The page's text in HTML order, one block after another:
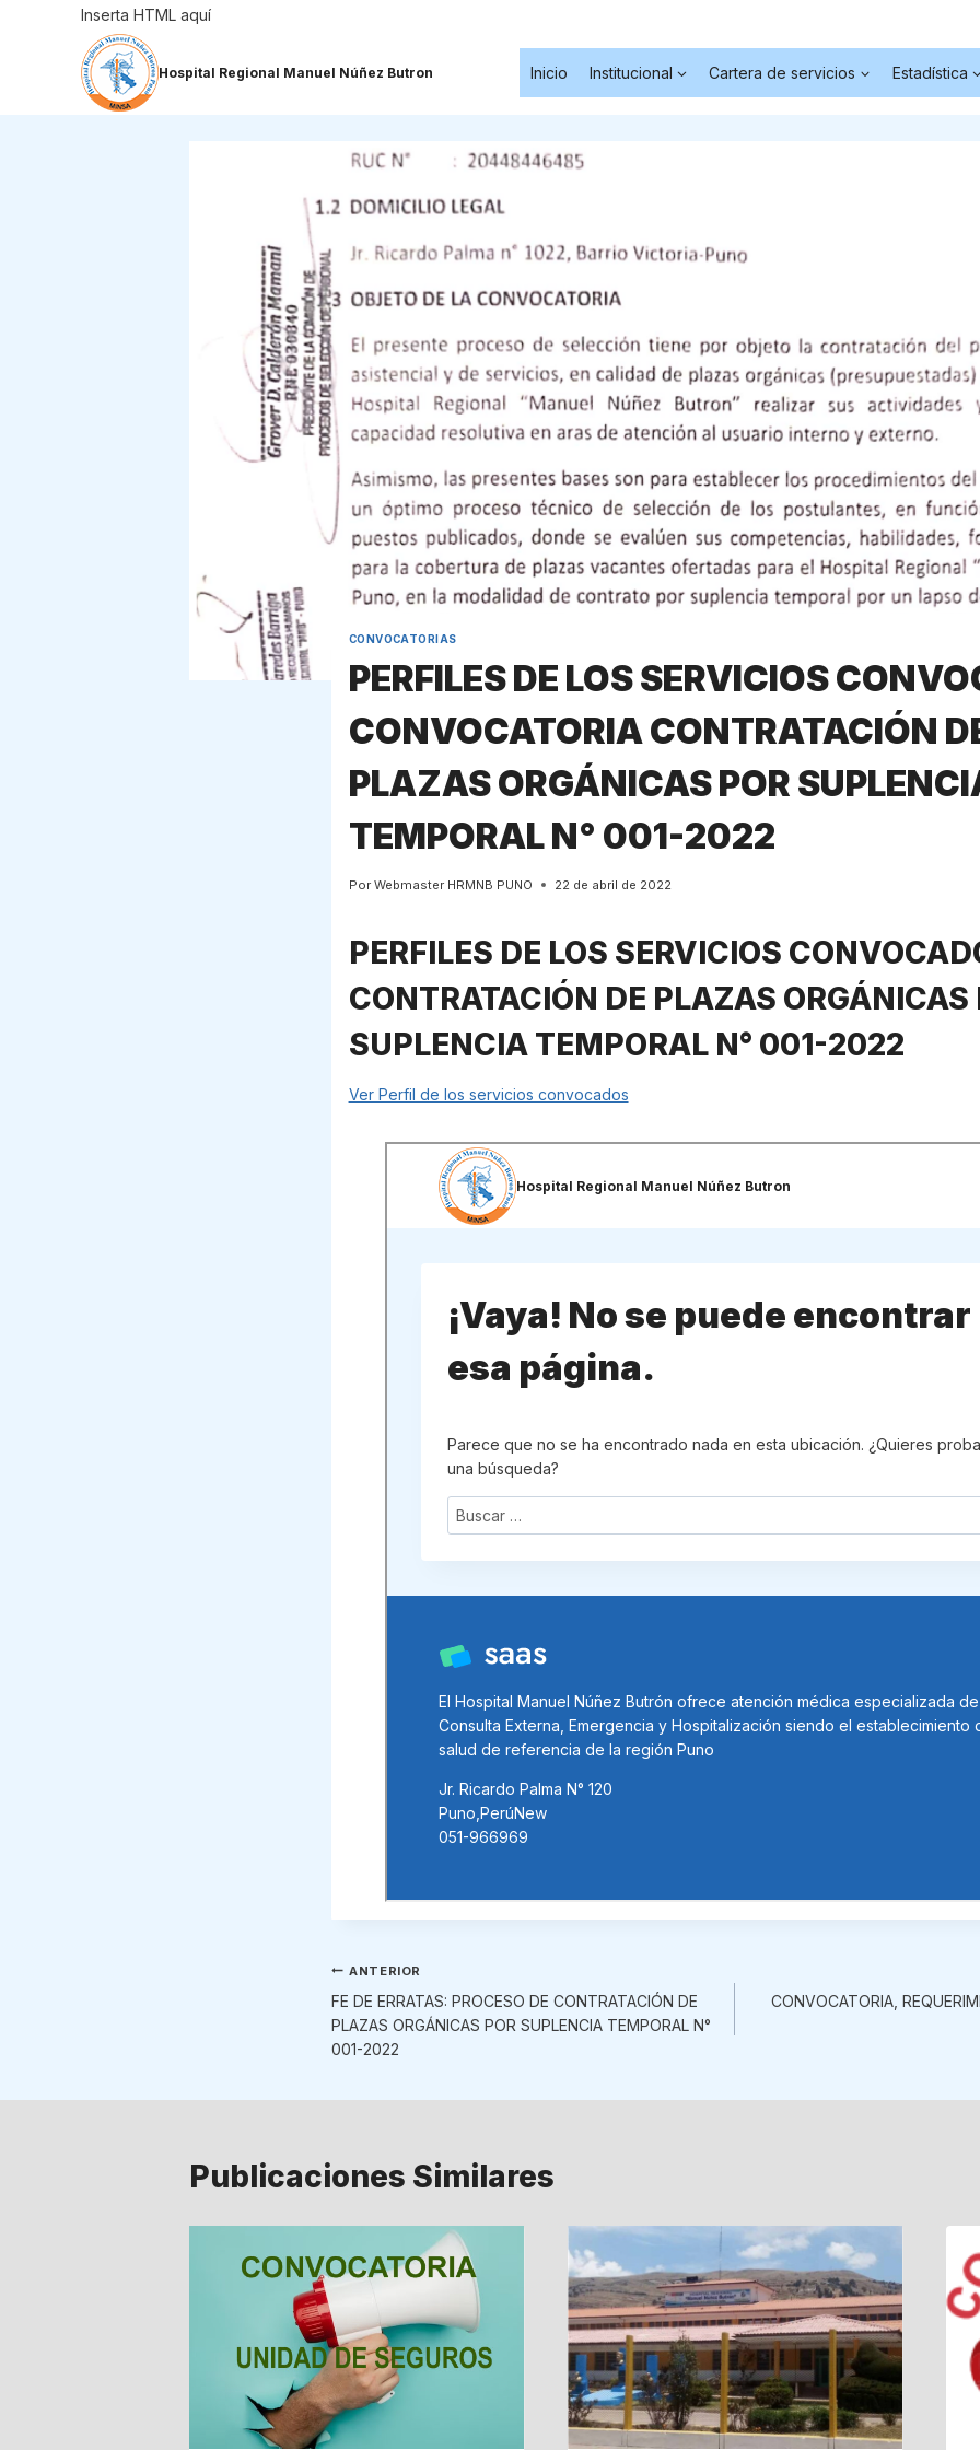
Inserta HTML aquí
Hospital Regional Manuel Núñez Butron Inicio Institucional Cartera de servicios Estadística
CONVOCATORIAS
PERFILES DE LOS SERVICIOS
CONVOCATORIA CONTRATACIÓN
PLAZAS ORGÁNICAS POR
TEMPORAL N° 001-2022
Por Webmaster HRMNB PUNO 22 de abril de 2022
PERFILES DE LOS SERVICIOS
CONTRATACIÓN DE PLAZAS ORGÁNICAS
SUPLENCIA TEMPORAL N° 001-2022
Ver Perfil de los servicios convocados
Navegación
de
ANTERIOR
FE DE ERRATAS: PROCESO DE CONTRATACIÓN DE
PLAZAS ORGÁNICAS POR SUPLENCIA TEMPORAL N°
001-2022
CONVOCATORIA,
Publicaciones Similares